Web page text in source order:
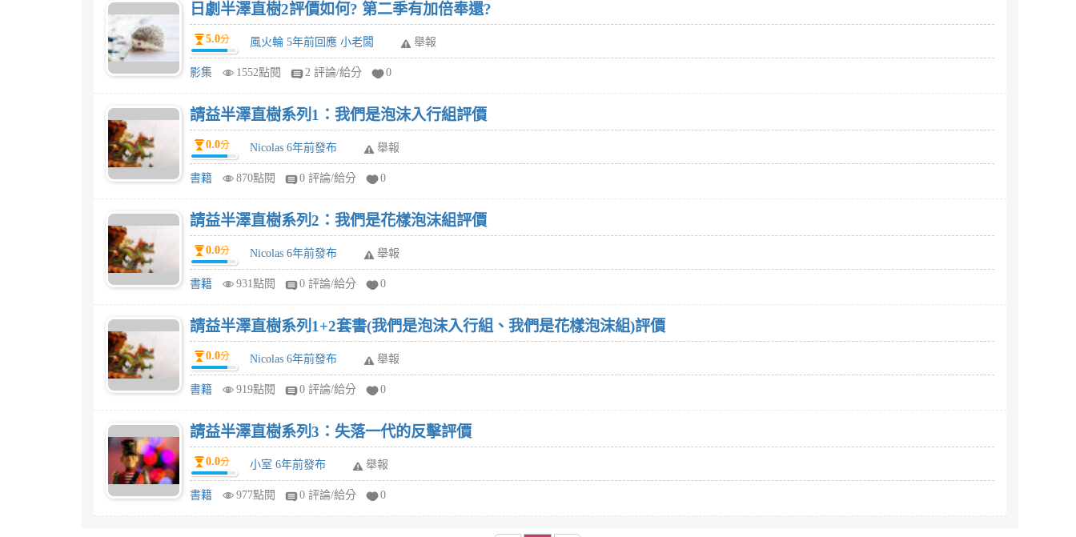
日劇半澤直樹2評價如何? 第二季有加倍奉還?
5.0分 風火輪 5年前回應 小老闆 舉報
影集 1552點閱 2 評論/給分 0
請益半澤直樹系列1：我們是泡沫入行組評價
0.0分 Nicolas 6年前發布 舉報
書籍 870點閱 0 評論/給分 0
請益半澤直樹系列2：我們是花樣泡沫組評價
0.0分 Nicolas 6年前發布 舉報
書籍 931點閱 0 評論/給分 0
請益半澤直樹系列1+2套書(我們是泡沫入行組、我們是花樣泡沫組)評價
0.0分 Nicolas 6年前發布 舉報
書籍 919點閱 0 評論/給分 0
請益半澤直樹系列3：失落一代的反擊評價
0.0分 小室 6年前發布 舉報
書籍 977點閱 0 評論/給分 0